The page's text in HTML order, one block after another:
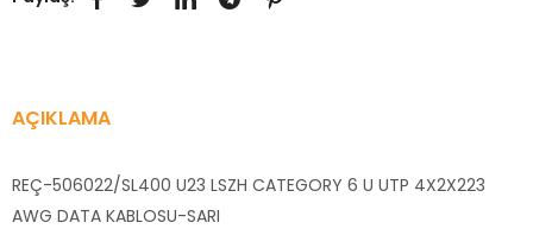
AÇIKLAMA
REÇ-506022/SL400 U23 LSZH CATEGORY 6 U UTP 4X2X223
AWG DATA KABLOSU-SARI